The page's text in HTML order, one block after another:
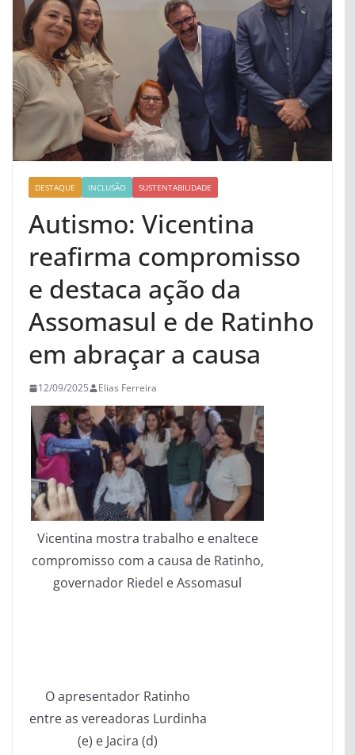
DESTAQUE INCLUSÃO SUSTENTABILIDADE
Autismo: Vicentina
reafirma compromisso
e destaca ação da
Assomasul e de Ratinho
em abraçar a causa
12/09/2025 Elias Ferreira
Vicentina mostra trabalho e enaltece
compromisso com a causa de Ratinho,
governador Riedel e Assomasul
O apresentador Ratinho
entre as vereadoras Lurdinha
(e) e Jacira (d)